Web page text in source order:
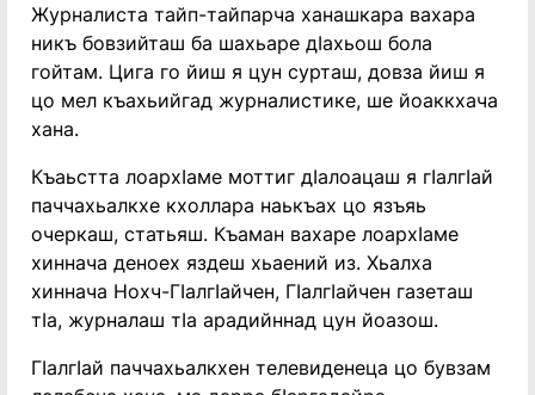
Журналиста тайп-тайпарча ханашкара вахара
никъ бовзийташ ба шахьаре дӀахьош бола
гойтам. Цига го йиш я цун сурташ, довза йиш я
цо мел къахьийгад журналистике, ше йоаккхача
хана.
Къаьстта лоархӀаме моттиг дӀалоацаш я гӀалгӀай
паччахьалкхе кхоллара наькъах цо язъяь
очеркаш, статьяш. Къаман вахаре лоархӀаме
хиннача деноех яздеш хьаений из. Хьалха
хиннача Нохч-ГӀалгӀайчен, ГӀалгӀайчен газеташ
тӀа, журналаш тӀа арадийннад цун йоазош.
ГӀалгӀай паччахьалкхен телевиденеца цо бувзам